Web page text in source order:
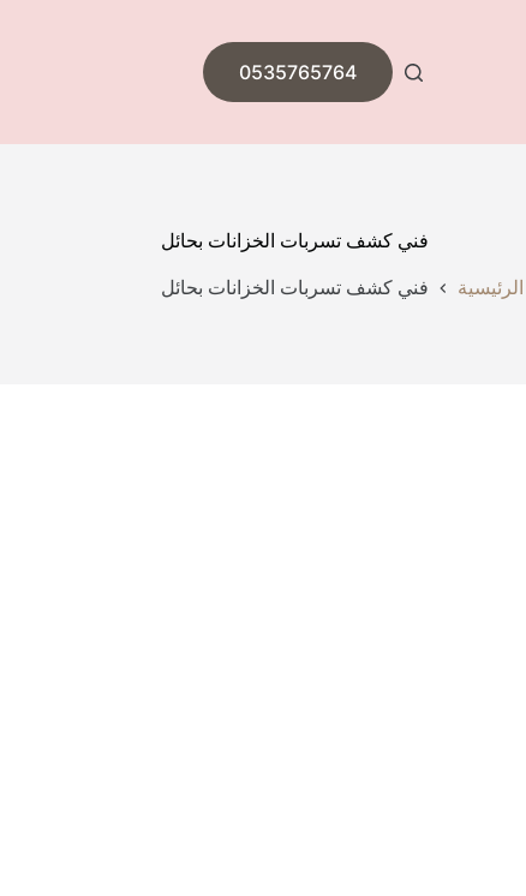
0535765764
فني كشف تسربات الخزانات بحائل
الرئيسية فني كشف تسربات الخزانات بحائل